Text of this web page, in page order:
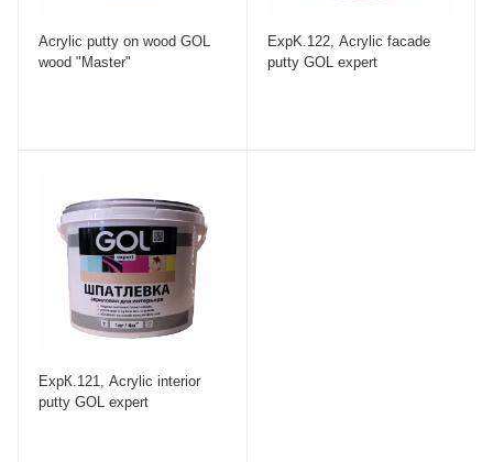
Acrylic putty on wood GOL
wood "Master"
ExpK.122, Acrylic facade
putty GOL expert
ЕхрК.121, Acrylic interior
putty GOL expert